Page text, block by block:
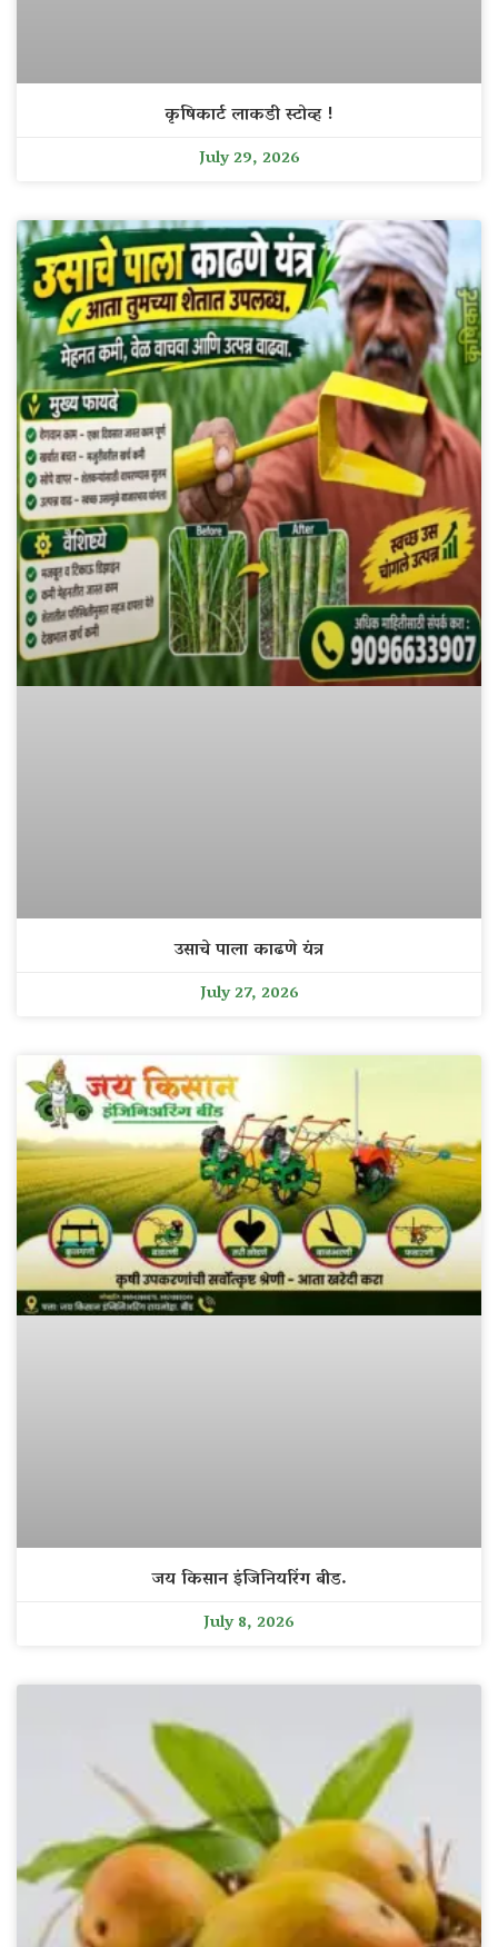
कृषिकार्ट लाकडी स्टोव्ह !
July 29, 2026
उसाचे पाला काढणे यंत्र
July 27, 2026
जय किसान इंजिनियरिंग बीड.
July 8, 2026